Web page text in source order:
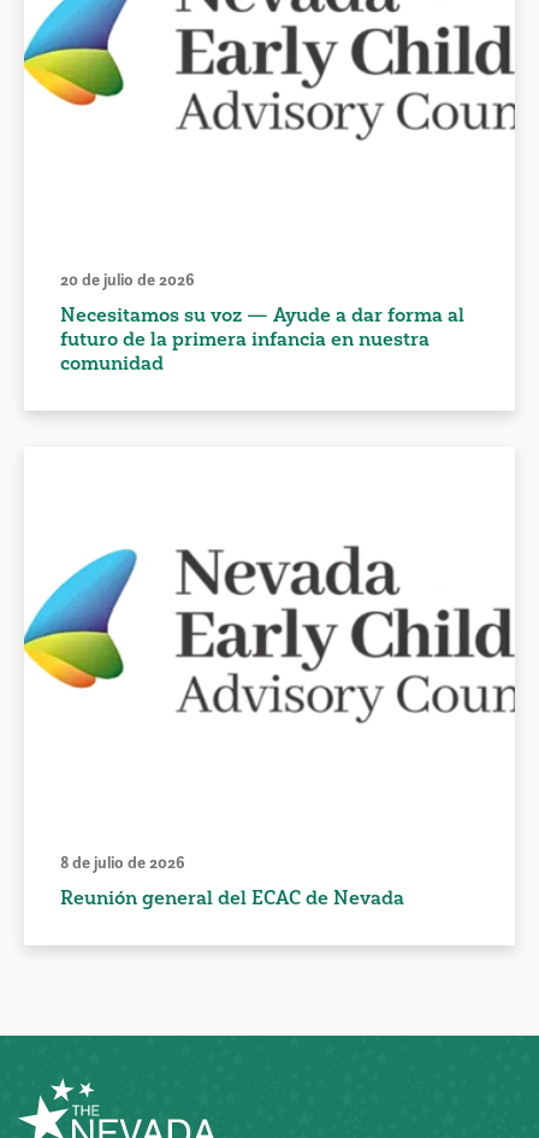
20 de julio de 2026
Necesitamos su voz — Ayude a dar forma al
futuro de la primera infancia en nuestra
comunidad
8 de julio de 2026
Reunión general del ECAC de Nevada